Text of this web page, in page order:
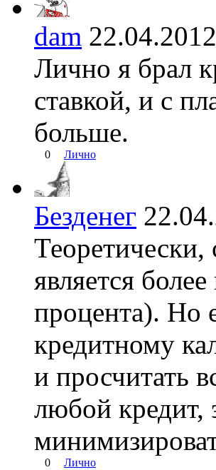
dam
Лично я брал
ставкой, и с
больше.
0 Лично
Безденег
Теоретически,
является
процента). Но
кредитному
и просчитать
любой кредит,
0 Лично